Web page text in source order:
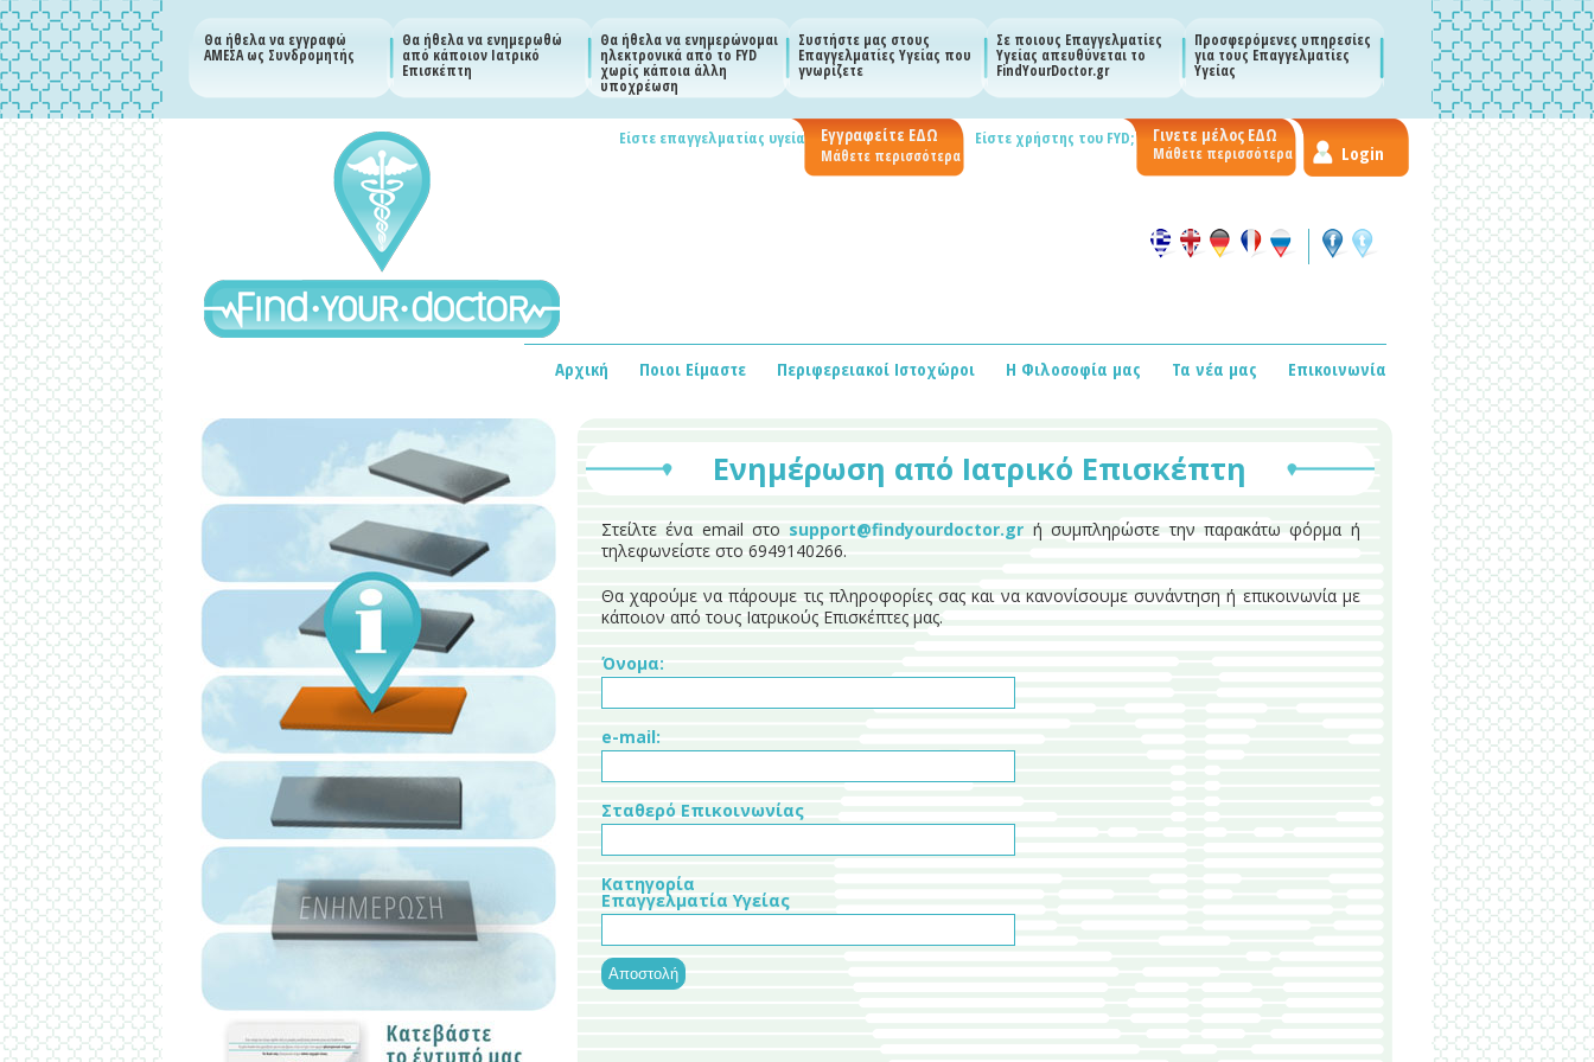
Θα ήθελα να εγγραφώ
ΑΜΕΣΑ ως Συνδρομητής
Θα ήθελα να ενημερωθώ
από κάποιον Ιατρικό
Επισκέπτη
Θα ήθελα να ενημερώνομαι
ηλεκτρονικά από το FYD
χωρίς κάποια άλλη
υποχρέωση
Συστήστε μας στους
Επαγγελματίες Υγείας που
γνωρίζετε
Σε ποιους Επαγγελματίες
Υγείας απευθύνεται το
FindYourDoctor.gr
Προσφερόμενες υπηρεσίες
για τους Επαγγελματίες
Υγείας
Είστε επαγγελματίας υγείας; Εγγραφείτε ΕΔΩ
Μάθετε περισσότερα
Είστε χρήστης του FYD; Γινετε μέλος ΕΔΩ
Μάθετε περισσότερα Login
Αρχική Ποιοι Είμαστε Περιφερειακοί Ιστοχώροι Η Φιλοσοφία μας Τα νέα μας Επικοινωνία
Ενημέρωση από Ιατρικό Επισκέπτη
Στείλτε ένα email στο support@findyourdoctor.gr ή συμπληρώστε την παρακάτω φόρμα ή
τηλεφωνείστε στο 6949140266.
Θα χαρούμε να πάρουμε τις πληροφορίες σας και να κανονίσουμε συνάντηση ή επικοινωνία με
κάποιον από τους Ιατρικούς Επισκέπτες μας.
Όνομα:
e-mail:
Σταθερό Επικοινωνίας
Κατηγορία
Επαγγελματία Υγείας